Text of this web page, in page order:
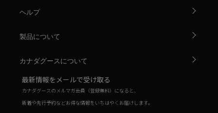
ヘルプ
製品について
カナダグースについて
最新情報をメールで受け取る
カナダグースのメルマガ会員（登録無料）になると、
新着や先行予約などお得な情報をいちはやくお届けします。